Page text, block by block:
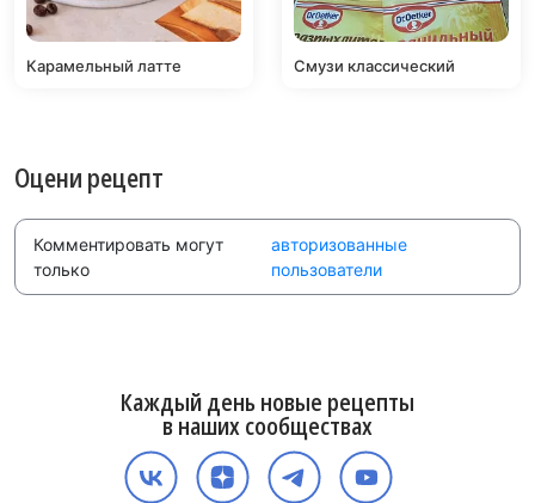
Карамельный латте Смузи классический
Оцени рецепт
Комментировать могут
только
авторизованные
пользователи
Каждый день новые рецепты
в наших сообществах